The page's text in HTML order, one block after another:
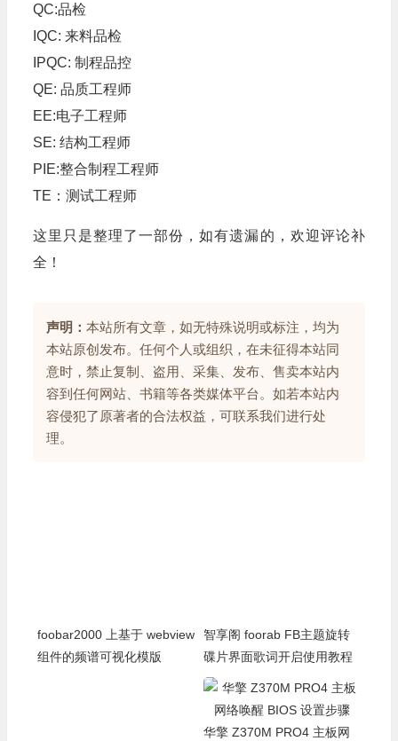
QC:品检
IQC: 来料品检
IPQC: 制程品控
QE: 品质工程师
EE:电子工程师
SE: 结构工程师
PIE:整合制程工程师
TE：测试工程师
这里只是整理了一部份，如有遗漏的，欢迎评论补
全！
声明： 本站所有文章，如无特殊说明或标注，均为
本站原创发布。任何个人或组织，在未征得本站同
意时，禁止复制、盗用、采集、发布、售卖本站内
容到任何网站、书籍等各类媒体平台。如若本站内
容侵犯了原著者的合法权益，可联系我们进行处
理。
foobar2000 上基于 webview
组件的频谱可视化模版
智享阁 foorab FB主题旋转
碟片界面歌词开启使用教程